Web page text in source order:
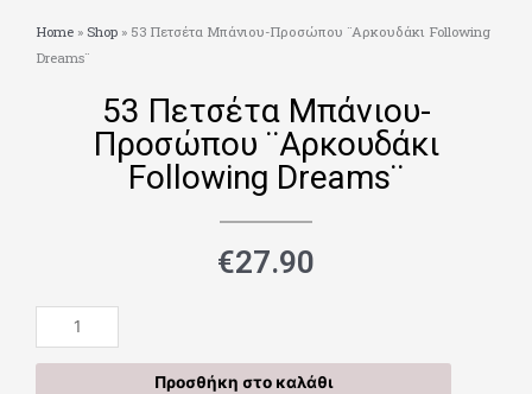
Home » Shop » 53 Πετσέτα Μπάνιου-Προσώπου ¨Αρκουδάκι Following
Dreams¨
53 Πετσέτα Μπάνιου-
Προσώπου ¨Αρκουδάκι
Following Dreams¨
€27.90
Πετσέτα
Μπάνιου-
Προσθήκη στο καλάθι